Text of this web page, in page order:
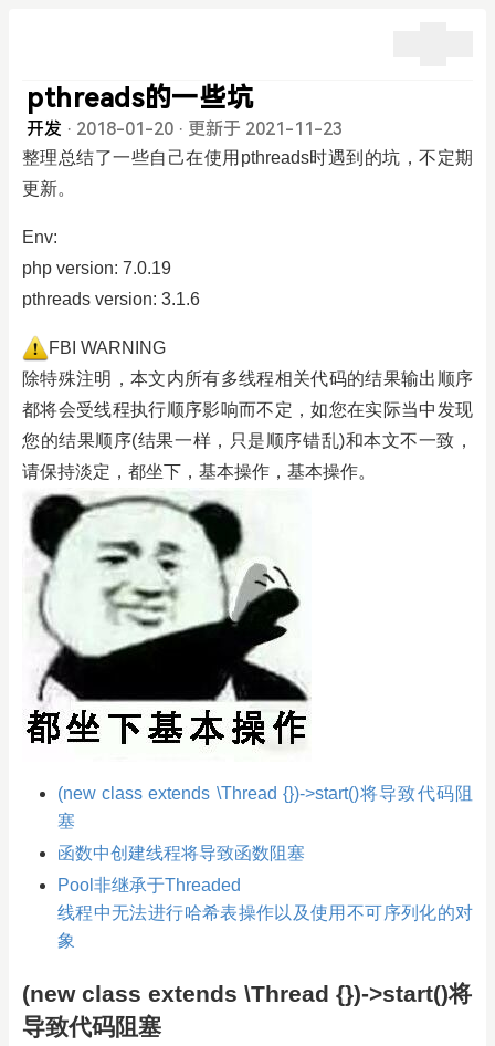
pthreads的一些坑
开发 · 2018-01-20 · 更新于 2021-11-23
整理总结了一些自己在使用pthreads时遇到的坑，不定期
更新。
Env:
php version: 7.0.19
pthreads version: 3.1.6
FBI WARNING
除特殊注明，本文内所有多线程相关代码的结果输出顺序
都将会受线程执行顺序影响而不定，如您在实际当中发现
您的结果顺序(结果一样，只是顺序错乱)和本文不一致，
请保持淡定，都坐下，基本操作，基本操作。
(new class extends \Thread {})->start()将导致代码阻
塞
函数中创建线程将导致函数阻塞
Pool非继承于Threaded
线程中无法进行哈希表操作以及使用不可序列化的对
象
(new class extends \Thread {})->start()将
导致代码阻塞